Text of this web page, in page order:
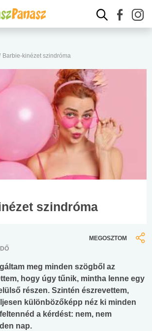
Barbie-kinézet szindróma
szindróma
MEGOSZTOM
meg minden szögből az
hogy úgy tűnik, mintha lenne egy
részen. Szintén észrevettem,
különbözőképp néz ki minden
a kérdést: nem, nem
nap.